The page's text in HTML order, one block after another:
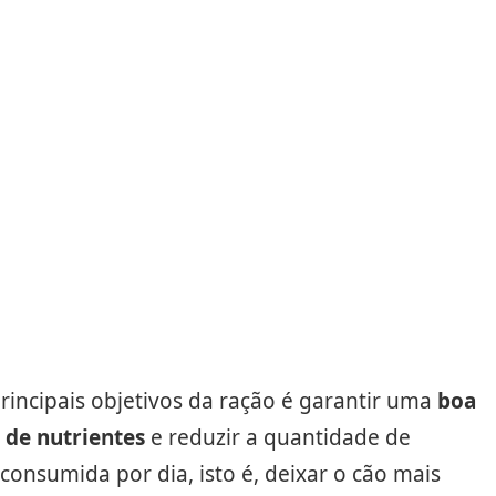
objetivos da ração é garantir uma boa
de nutrientes e reduzir a quantidade de
por dia, isto é, deixar o cão mais